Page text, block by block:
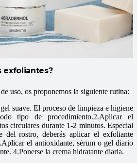
exfoliantes?
uso, os proponemos la siguiente rutina:
suave. El proceso de limpieza e higiene
tipo de procedimiento.2.Aplicar el
circulares durante 1-2 minutos. Especial
del rostro, deberás aplicar el exfoliante
el antioxidante, sérum o gel diario
4.Ponerse la crema hidratante diaria.